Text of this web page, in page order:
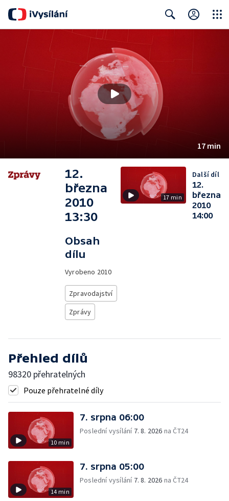
17 min
12.
března
2010
13:30
Obsah
dílu
Vyrobeno 2010
Zpravodajství
Zprávy
17 min
Další díl
12.
března
2010
14:00
Přehled dílů
98320 přehratelných
Pouze přehratelné díly
10 min
7. srpna 06:00
Poslední vysílání 7. 8. 2026 na ČT24
14 min
7. srpna 05:00
Poslední vysílání 7. 8. 2026 na ČT24